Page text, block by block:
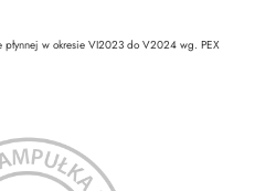
w okresie VI2023 do V2024 wg. PEX